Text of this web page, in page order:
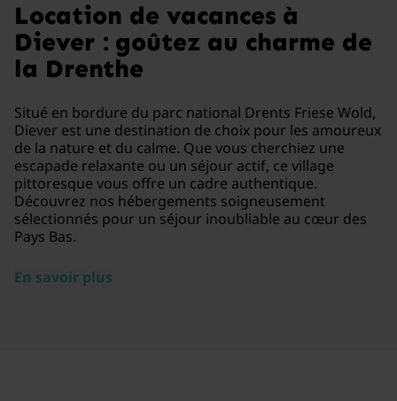
Location de vacances à
Diever : goûtez au charme de
la Drenthe
Situé en bordure du parc national Drents Friese Wold,
Diever est une destination de choix pour les amoureux
de la nature et du calme. Que vous cherchiez une
escapade relaxante ou un séjour actif, ce village
pittoresque vous offre un cadre authentique.
Découvrez nos hébergements soigneusement
sélectionnés pour un séjour inoubliable au cœur des
Pays Bas.
En savoir plus